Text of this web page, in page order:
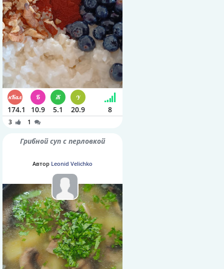
174.1 10.9 5.1 20.9 8
3 1
Грибной суп с перловкой
Автор Leonid Velichko